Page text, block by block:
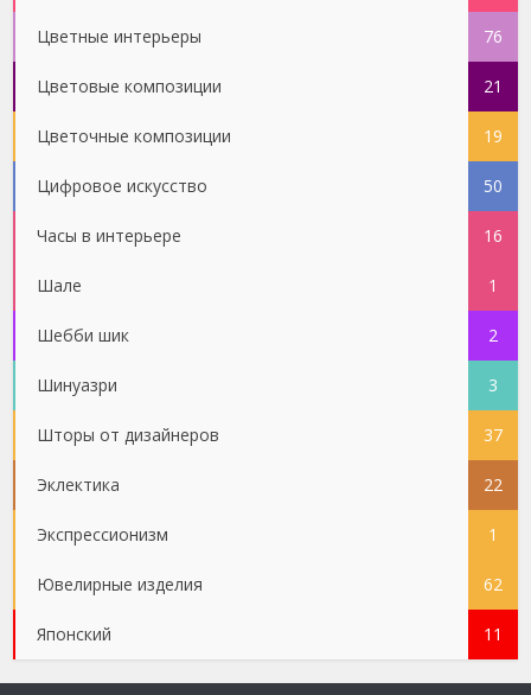
Цветные интерьеры 76
Цветовые композиции 21
Цветочные композиции 19
Цифровое искусство 50
Часы в интерьере 16
Шале 1
Шебби шик 2
Шинуазри 3
Шторы от дизайнеров 37
Эклектика 22
Экспрессионизм 1
Ювелирные изделия 62
Японский 11